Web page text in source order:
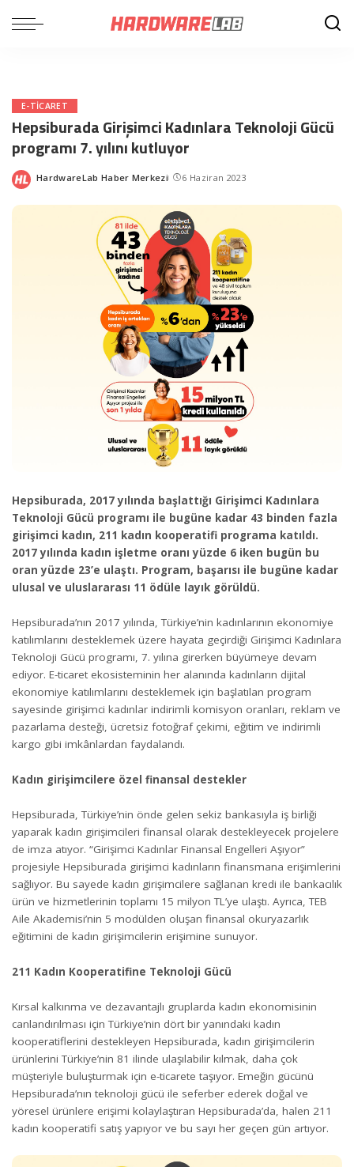
E-TICARET
Hepsiburada Girişimci Kadınlara Teknoloji Gücü
programı 7. yılını kutluyor
Posted
HardwareLab Haber Merkezi 6 Haziran 2023
Hepsiburada, 2017 yılında başlattığı Girişimci Kadınlara
Teknoloji Gücü programı ile bugüne kadar 43 binden fazla
girişimci kadın, 211 kadın kooperatifi programa katıldı.
2017 yılında kadın işletme oranı yüzde 6 iken bugün bu
oran yüzde 23’e ulaştı. Program, başarısı ile bugüne kadar
ulusal ve uluslararası 11 ödüle layık görüldü.
Hepsiburada’nın 2017 yılında, Türkiye’nin kadınlarının ekonomiye
katılımlarını desteklemek üzere hayata geçirdiği Girişimci Kadınlara
Teknoloji Gücü programı, 7. yılına girerken büyümeye devam
ediyor. E-ticaret ekosisteminin her alanında kadınların dijital
ekonomiye katılımlarını desteklemek için başlatılan program
sayesinde girişimci kadınlar indirimli komisyon oranları, reklam ve
pazarlama desteği, ücretsiz fotoğraf çekimi, eğitim ve indirimli
kargo gibi imkânlardan faydalandı.
Kadın girişimcilere özel finansal destekler
Hepsiburada, Türkiye’nin önde gelen sekiz bankasıyla iş birliği
yaparak kadın girişimcileri finansal olarak destekleyecek projelere
de imza atıyor. “Girişimci Kadınlar Finansal Engelleri Aşıyor”
projesiyle Hepsiburada girişimci kadınların finansmana erişimlerini
sağlıyor. Bu sayede kadın girişimcilere sağlanan kredi ile bankacılık
ürün ve hizmetlerinin toplamı 15 milyon TL’ye ulaştı. Ayrıca, TEB
Aile Akademisi’nin 5 modülden oluşan finansal okuryazarlık
eğitimini de kadın girişimcilerin erişimine sunuyor.
211 Kadın Kooperatifine Teknoloji Gücü
Kırsal kalkınma ve dezavantajlı gruplarda kadın ekonomisinin
canlandırılması için Türkiye’nin dört bir yanındaki kadın
kooperatiflerini destekleyen Hepsiburada, kadın girişimcilerin
ürünlerini Türkiye’nin 81 ilinde ulaşılabilir kılmak, daha çok
müşteriyle buluşturmak için e-ticarete taşıyor. Emeğin gücünü
Hepsiburada’nın teknoloji gücü ile seferber ederek doğal ve
yöresel ürünlere erişimi kolaylaştıran Hepsiburada’da, halen 211
kadın kooperatifi satış yapıyor ve bu sayı her geçen gün artıyor.